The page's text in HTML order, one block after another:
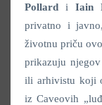
Pollard i Iain
privatno i
životnu priču
prikazuju
ili arhivistu koji
iz Caveovih